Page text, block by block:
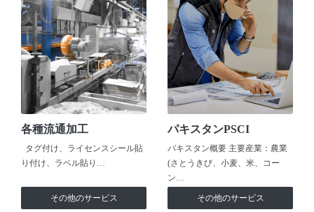
各種流通加工
タグ付け、ライセンスシール貼
り付け、ラベル貼り…
その他のサービス
パキスタンPSCI
パキスタン概要 主要産業：農業
(さとうきび、小麦、米、コー
ン…
その他のサービス